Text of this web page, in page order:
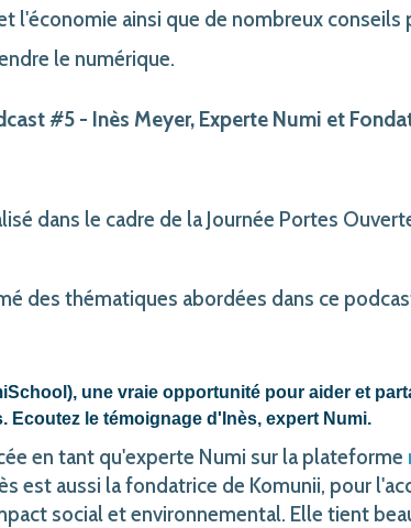
l'économie ainsi que de nombreux conseils
le numérique.
#5 - Inès Meyer, Experte Numi et
dans le cadre de la Journée Portes
des thématiques abordées dans ce
une vraie opportunité pour aider et
Ecoutez le témoignage d'Inès, expert Numi.
en tant qu'experte Numi sur la plateforme
est aussi la fondatrice de Komunii, pour
social et environnemental. Elle tient